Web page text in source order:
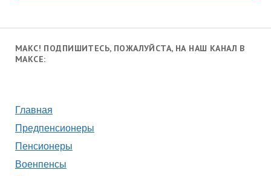
МАКС! ПОДПИШИТЕСЬ, ПОЖАЛУЙСТА, НА НАШ КАНАЛ В
МАКСЕ:
Главная
Предпенсионеры
Пенсионеры
Военпенсы